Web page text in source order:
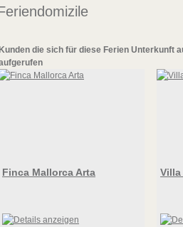
die sich für diese Ferien Unterkunft
Finca Mallorca Arta Villa